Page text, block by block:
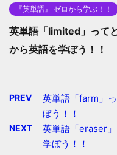
『英単語』 ゼロから学ぶ！！
英単語「limited」って
から英語を学ぼう！！
PREV
英単語「farm」
ぼう！！
NEXT
英単語「eraser
学ぼう！！